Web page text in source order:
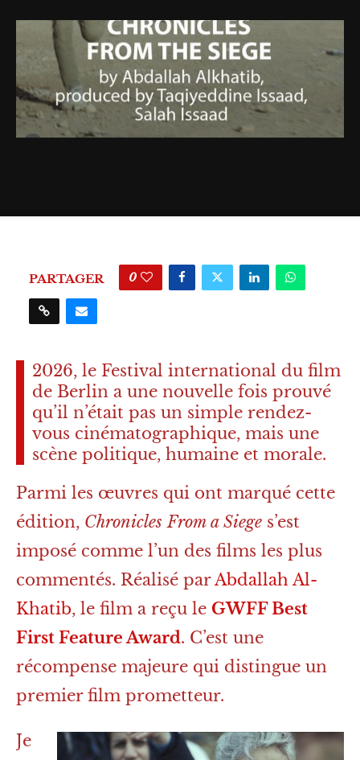
PARTAGER 0
2026, le Festival international du film
de Berlin a une nouvelle fois prouvé
qu’il n’était pas un simple rendez-
vous cinématographique, mais une
scène politique, humaine et morale.
Parmi les œuvres qui ont marqué cette
édition, Chronicles From a Siege s’est
imposé comme l’un des films les plus
commentés. Réalisé parAbdallah Al-
Khatib, le film a reçu le GWFF Best
First Feature Award. C’est une
récompense majeure qui distingue un
premier film prometteur.
Je